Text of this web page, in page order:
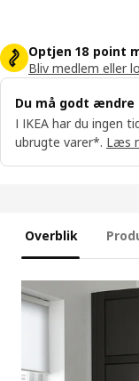
Optjen 18 point
Bliv medlem eller
Du må godt ændre
I IKEA har du ingen
ubrugte varer*. Læs
Overblik